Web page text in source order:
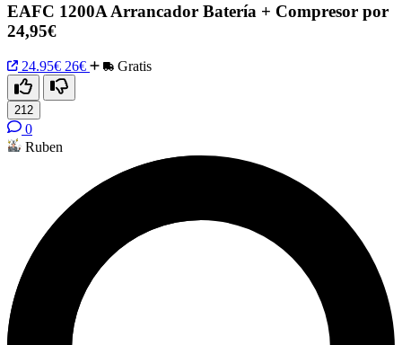
EAFC 1200A Arrancador Batería + Compresor por
24,95€
24.95€ 26€ Gratis
212
0
Ruben